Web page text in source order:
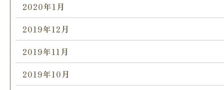
2020年1月
2019年12月
2019年11月
2019年10月